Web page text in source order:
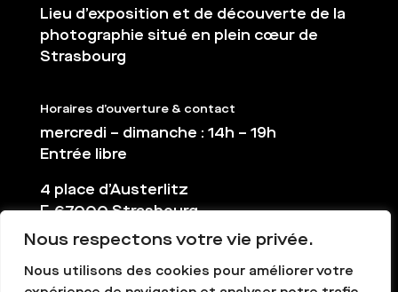
Nous respectons votre vie privée.
Nous utilisons des cookies pour améliorer votre
Lieu d’exposition et de découverte de la
photographie situé en plein cœur de
Strasbourg
Horaires d’ouverture & contact
mercredi – dimanche : 14h – 19h
Entrée libre
4 place d’Austerlitz
F-67000 Strasbourg
03 88 36 65 38
contact@la-chambre.org